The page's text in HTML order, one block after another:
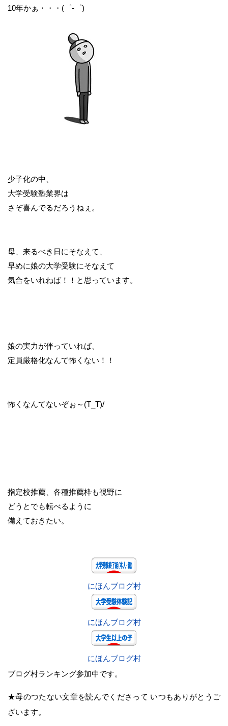
10年かぁ・・・(゜-゜)
少子化の中、
大学受験塾業界は
さぞ喜んでるだろうねぇ。
母、来るべき日にそなえて、
早めに娘の大学受験にそなえて
気合をいれねば！！と思っています。
娘の実力が伴っていれば、
定員厳格化なんて怖くない！！
怖くなんてないぞぉ～(T_T)/
指定校推薦、各種推薦枠も視野に
どうとでも転べるように
備えておきたい。
にほんブログ村
にほんブログ村
にほんブログ村
ブログ村ランキング参加中です。
★母のつたない文章を読んでくださって いつもありがとうご
ざいます。